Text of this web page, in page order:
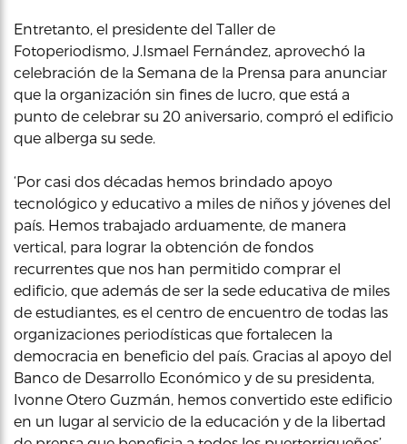
Entretanto, el presidente del Taller de
Fotoperiodismo, J.Ismael Fernández, aprovechó la
celebración de la Semana de la Prensa para anunciar
que la organización sin fines de lucro, que está a
punto de celebrar su 20 aniversario, compró el edificio
que alberga su sede.
‘Por casi dos décadas hemos brindado apoyo
tecnológico y educativo a miles de niños y jóvenes del
país. Hemos trabajado arduamente, de manera
vertical, para lograr la obtención de fondos
recurrentes que nos han permitido comprar el
edificio, que además de ser la sede educativa de miles
de estudiantes, es el centro de encuentro de todas las
organizaciones periodísticas que fortalecen la
democracia en beneficio del país. Gracias al apoyo del
Banco de Desarrollo Económico y de su presidenta,
Ivonne Otero Guzmán, hemos convertido este edificio
en un lugar al servicio de la educación y de la libertad